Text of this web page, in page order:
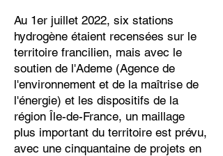
Au 1er juillet 2022, six stations
hydrogène étaient recensées sur le
territoire francilien, mais avec le
soutien de l'Ademe (Agence de
l'environnement et de la maîtrise de
l'énergie) et les dispositifs de la
région Île-de-France, un maillage
plus important du territoire est prévu,
avec une cinquantaine de projets en